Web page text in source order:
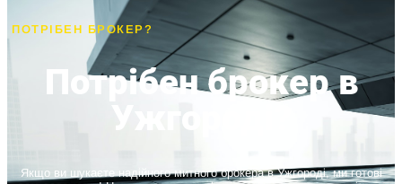
ПОТРІБЕН БРОКЕР?
Потрібен брокер в
Ужгороді?
Якщо ви шукаєте надійного митного брокера в Ужгороді, ми готові